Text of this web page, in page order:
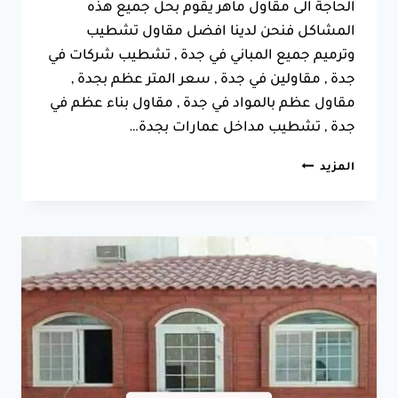
الحاجة الى مقاول ماهر يقوم بحل جميع هذه
المشاكل فنحن لدينا افضل مقاول تشطيب
وترميم جميع المباني في جدة , تشطيب شركات في
جدة , مقاولين في جدة , سعر المتر عظم بجدة ,
مقاول عظم بالمواد في جدة , مقاول بناء عظم في
جدة , تشطيب مداخل عمارات بجدة…
المزيد شركة
جوال:0550025546
مقاول
تشطيب
في
جدة0
(0)